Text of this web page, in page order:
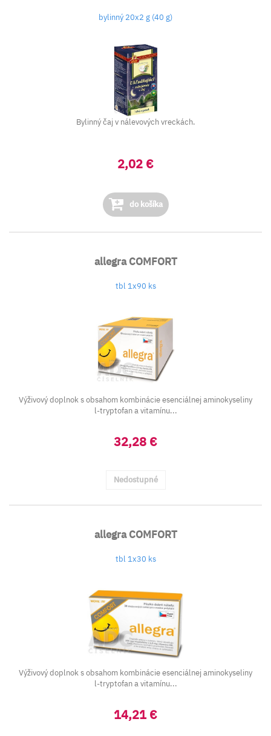
bylinný 20x2 g (40 g)
Bylinný čaj v nálevových vreckách.
2,02 €
do košíka
allegra COMFORT
tbl 1x90 ks
Výživový doplnok s obsahom kombinácie esenciálnej aminokyseliny
l-tryptofan a vitamínu...
32,28 €
Nedostupné
allegra COMFORT
tbl 1x30 ks
Výživový doplnok s obsahom kombinácie esenciálnej aminokyseliny
l-tryptofan a vitamínu...
14,21 €